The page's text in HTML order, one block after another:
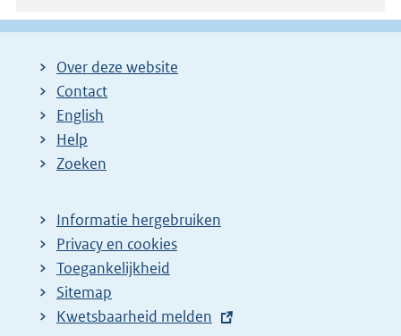
Over deze website
Contact
English
Help
Zoeken
Informatie hergebruiken
Privacy en cookies
Toegankelijkheid
Sitemap
E
Kwetsbaarheid melden